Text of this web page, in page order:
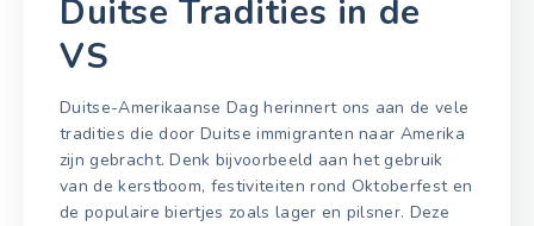
Duitse Tradities in de
VS
Duitse-Amerikaanse Dag herinnert ons aan de vele
tradities die door Duitse immigranten naar Amerika
zijn gebracht. Denk bijvoorbeeld aan het gebruik
van de kerstboom, festiviteiten rond Oktoberfest en
de populaire biertjes zoals lager en pilsner. Deze